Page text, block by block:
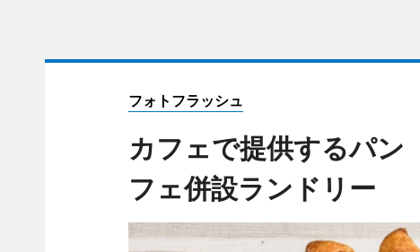
フォトフラッシュ
カフェで提供するパン
フェ併設ランドリー